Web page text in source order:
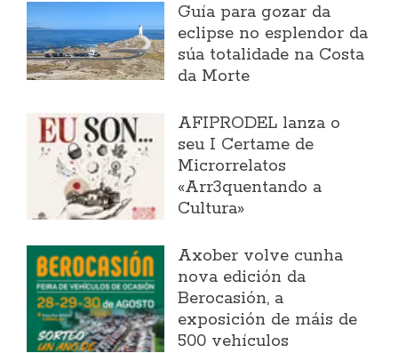
Guía para gozar da
eclipse no esplendor da
súa totalidade na Costa
da Morte
AFIPRODEL lanza o
seu I Certame de
Microrrelatos
«Arr3quentando a
Cultura»
Axober volve cunha
nova edición da
Berocasión, a
exposición de máis de
500 vehículos